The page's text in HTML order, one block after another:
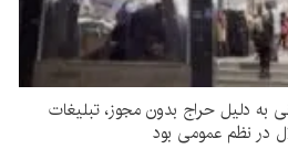
به دليل حراج بدون مجوز، تبليغات
در نظم عمومی بود